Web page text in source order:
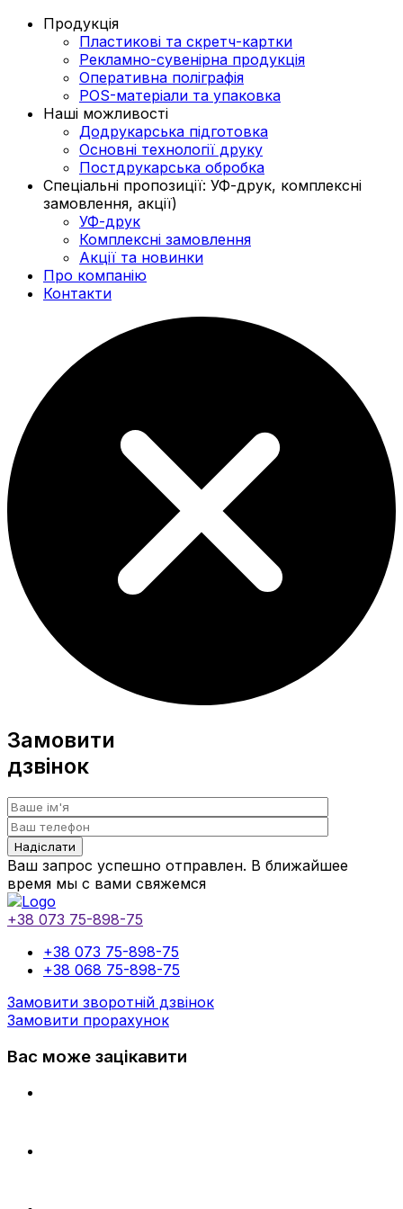
Продукція
Пластикові та скретч-картки
Рекламно-сувенірна продукція
Оперативна поліграфія
POS-матеріали та упаковка
Наші можливості
Додрукарська підготовка
Основні технології друку
Постдрукарська обробка
Спеціальні пропозиції: УФ-друк, комплексні
замовлення, акції)
УФ-друк
Комплексні замовлення
Акції та новинки
Про компанію
Контакти
Замовити
дзвінок
Ваш запрос успешно отправлен. В ближайшее
время мы с вами свяжемся
+38 073 75-898-75
+38 073 75-898-75
+38 068 75-898-75
Замовити зворотній дзвінок
Замовити прорахунок
Вас може зацікавити